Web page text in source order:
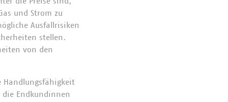
und Strom zu
Ausfallrisiken
stellen.
von den
Handlungsfähigkeit
Endkundinnen